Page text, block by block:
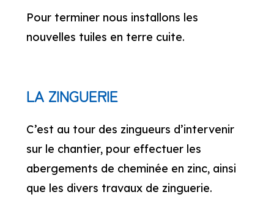
Pour terminer nous installons les
nouvelles tuiles en terre cuite.
LA ZINGUERIE
C’est au tour des zingueurs d’intervenir
sur le chantier, pour effectuer les
abergements de cheminée en zinc, ainsi
que les divers travaux de zinguerie.